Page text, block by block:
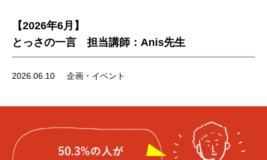
【2026年6月】
とっさの一言 担当講師：Anis先生
2026.06.10 企画・イベント